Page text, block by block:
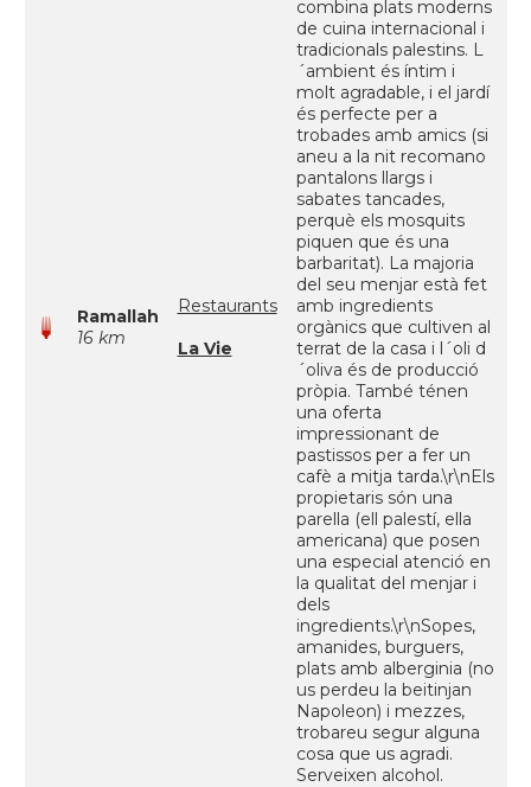
Ramallah
16 km
Restaurants
La Vie
combina plats moderns
de cuina internacional i
tradicionals palestins. L
´ambient és íntim i
molt agradable, i el jardí
és perfecte per a
trobades amb amics (si
aneu a la nit recomano
pantalons llargs i
sabates tancades,
perquè els mosquits
piquen que és una
barbaritat). La majoria
del seu menjar està fet
amb ingredients
orgànics que cultiven al
terrat de la casa i l´oli d
´oliva és de producció
pròpia. També ténen
una oferta
impressionant de
pastissos per a fer un
cafè a mitja tarda.\r\nEls
propietaris són una
parella (ell palestí, ella
americana) que posen
una especial atenció en
la qualitat del menjar i
dels
ingredients.\r\nSopes,
amanides, burguers,
plats amb alberginia (no
us perdeu la beitinjan
Napoleon) i mezzes,
trobareu segur alguna
cosa que us agradi.
Serveixen alcohol.